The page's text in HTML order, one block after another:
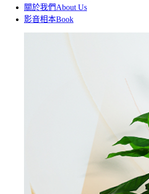
關於我們About Us
影音相本Book